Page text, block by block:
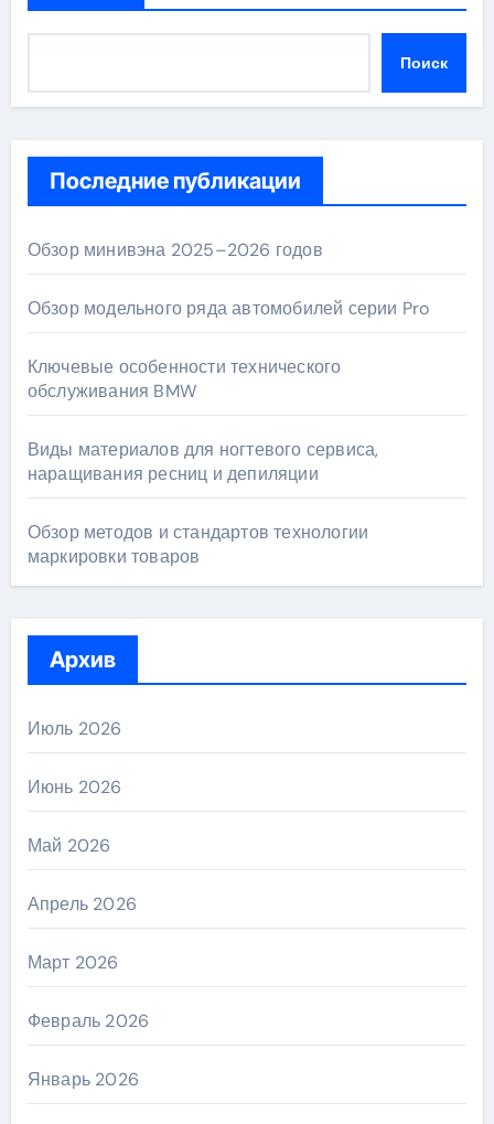
Поиск
Последние публикации
Обзор минивэна 2025–2026 годов
Обзор модельного ряда автомобилей серии Pro
Ключевые особенности технического
обслуживания BMW
Виды материалов для ногтевого сервиса,
наращивания ресниц и депиляции
Обзор методов и стандартов технологии
маркировки товаров
Архив
Июль 2026
Июнь 2026
Май 2026
Апрель 2026
Март 2026
Февраль 2026
Январь 2026